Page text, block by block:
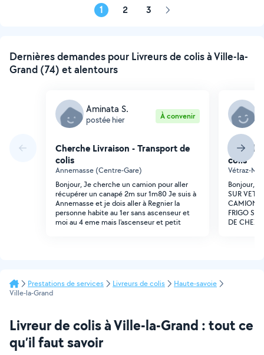
1 2 3 Page
Dernières demandes pour Livreurs de colis à Ville-la-
Grand (74) et alentours
Aminata S.
postée hier À convenir
Cherche Livraison - Transport de
colis
Annemasse (Centre-Gare)
Bonjour, Je cherche un camion pour aller
récupérer un canapé 2m sur 1m80 Je suis à
Annemasse et je dois aller à Regnier la
personne habite au 1er sans ascenseur et
moi au 4 eme mais l'ascenseur et petit
colis
Vétraz-
Bonjour,
SUR
CAMION
FRIGO
DE CHEZ
Prestations de services Livreurs de colis
Haute-savoie
Ville-la-Grand
Livreur de colis à Ville-la-Grand : tout ce
qu’il faut savoir